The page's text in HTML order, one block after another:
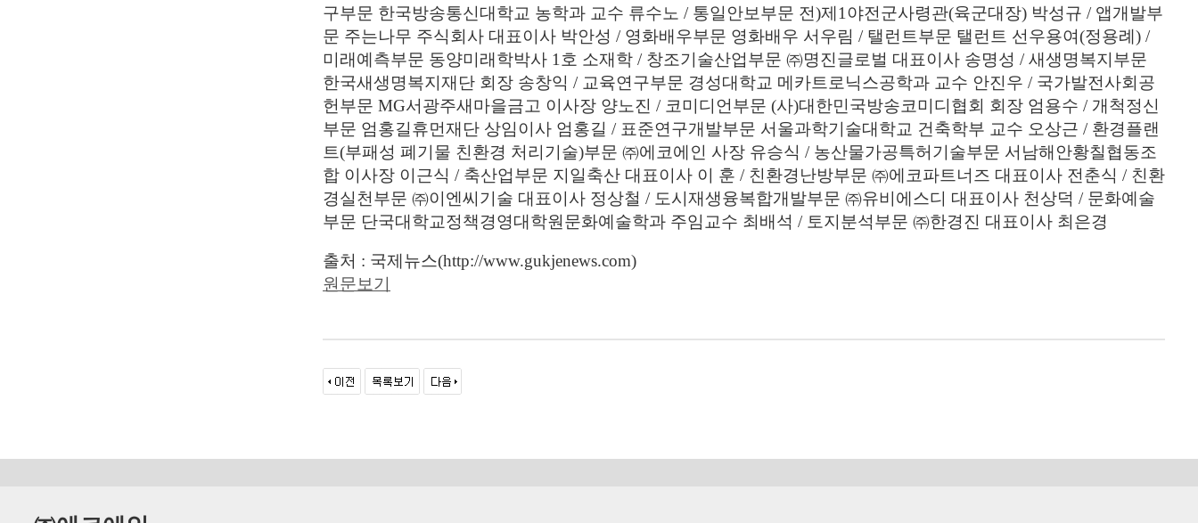
구부문 한국방송통신대학교 농학과 교수 류수노 / 통일안보부문 전)제1야전군사령관(육군대장) 박성규 / 앱개발부
문 주는나무 주식회사 대표이사 박안성 / 영화배우부문 영화배우 서우림 / 탤런트부문 탤런트 선우용여(정용례) /
미래예측부문 동양미래학박사 1호 소재학 / 창조기술산업부문 ㈜명진글로벌 대표이사 송명성 / 새생명복지부문
한국새생명복지재단 회장 송창익 / 교육연구부문 경성대학교 메카트로닉스공학과 교수 안진우 / 국가발전사회공
헌부문 MG서광주새마을금고 이사장 양노진 / 코미디언부문 (사)대한민국방송코미디협회 회장 엄용수 / 개척정신
부문 엄홍길휴먼재단 상임이사 엄홍길 / 표준연구개발부문 서울과학기술대학교 건축학부 교수 오상근 / 환경플랜
트(부패성 폐기물 친환경 처리기술)부문 ㈜에코에인 사장 유승식 / 농산물가공특허기술부문 서남해안황칠협동조
합 이사장 이근식 / 축산업부문 지일축산 대표이사 이 훈 / 친환경난방부문 ㈜에코파트너즈 대표이사 전춘식 / 친환
경실천부문 ㈜이엔씨기술 대표이사 정상철 / 도시재생융복합개발부문 ㈜유비에스디 대표이사 천상덕 / 문화예술
부문 단국대학교정책경영대학원문화예술학과 주임교수 최배석 / 토지분석부문 ㈜한경진 대표이사 최은경
출처 : 국제뉴스(http://www.gukjenews.com)
원문보기